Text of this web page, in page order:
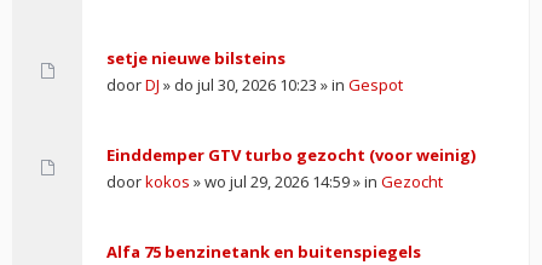
setje nieuwe bilsteins
doorDJ » do jul 30, 2026 10:23 » in Gespot
Einddemper GTV turbo gezocht (voor weinig)
doorkokos » wo jul 29, 2026 14:59 » in Gezocht
Alfa 75 benzinetank en buitenspiegels